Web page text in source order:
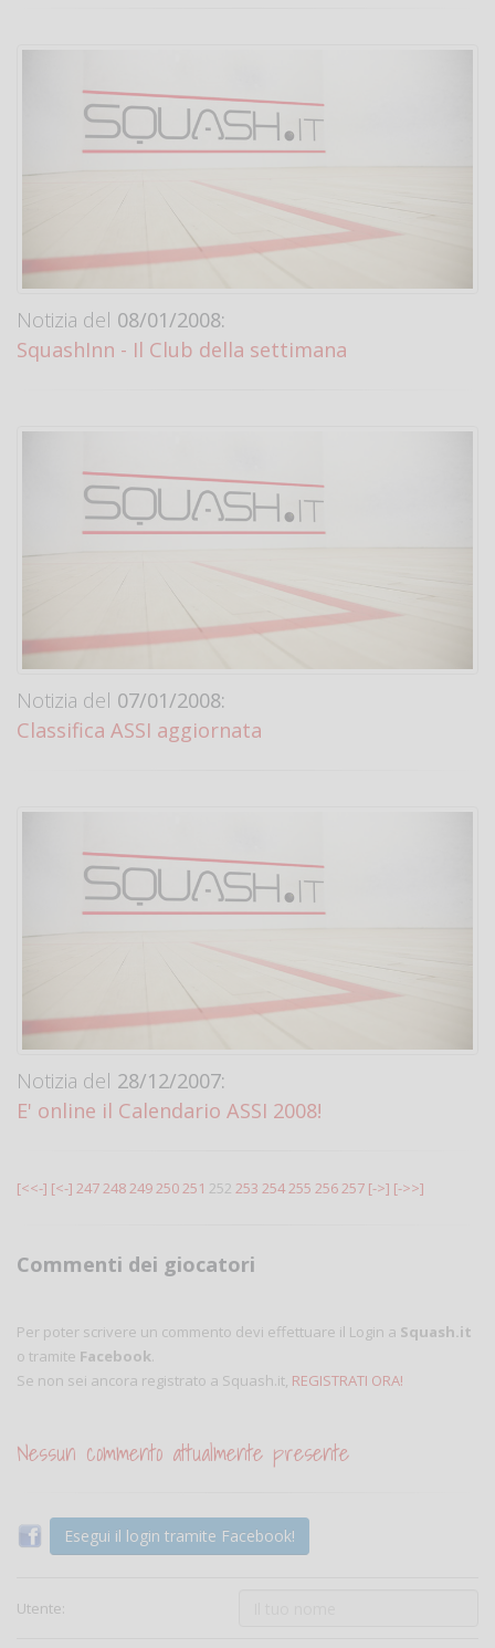
Notizia del 08/01/2008:
SquashInn - Il Club della settimana
Notizia del 07/01/2008:
Classifica ASSI aggiornata
Notizia del 28/12/2007:
E' online il Calendario ASSI 2008!
[<<-] [<-] 247248249250251 252 253 254255 256257 [->] [->>]
Commenti dei giocatori
Per poter scrivere un commento devi effettuare il Login a Squash.it
o tramite Facebook.
Se non sei ancora registrato a Squash.it, REGISTRATI ORA!
Nessun commento attualmente presente
Esegui il login tramite Facebook!
Utente: